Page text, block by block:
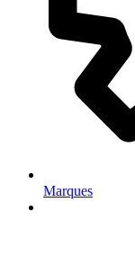
Marques